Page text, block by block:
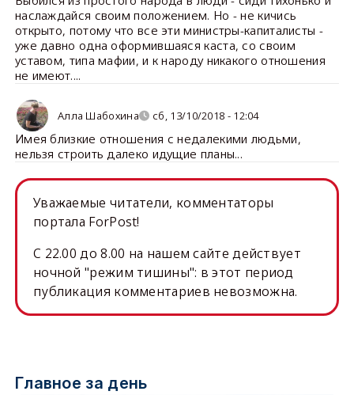
наслаждайся своим положением. Но - не кичись
открыто, потому что все эти министры-капиталисты -
уже давно одна оформившаяся каста, со своим
уставом, типа мафии, и к народу никакого отношения
не имеют....
Алла Шабохина сб, 13/10/2018 - 12:04
Имея близкие отношения с недалекими людьми,
нельзя строить далеко идущие планы...
Уважаемые читатели, комментаторы
портала ForPost!
C 22.00 до 8.00 на нашем сайте действует
ночной "режим тишины": в этот период
публикация комментариев невозможна.
Главное за день